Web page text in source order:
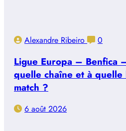
Alexandre Ribeiro 0
Ligue Europa – Benfica
quelle chaîne et à
match ?
6 août 2026